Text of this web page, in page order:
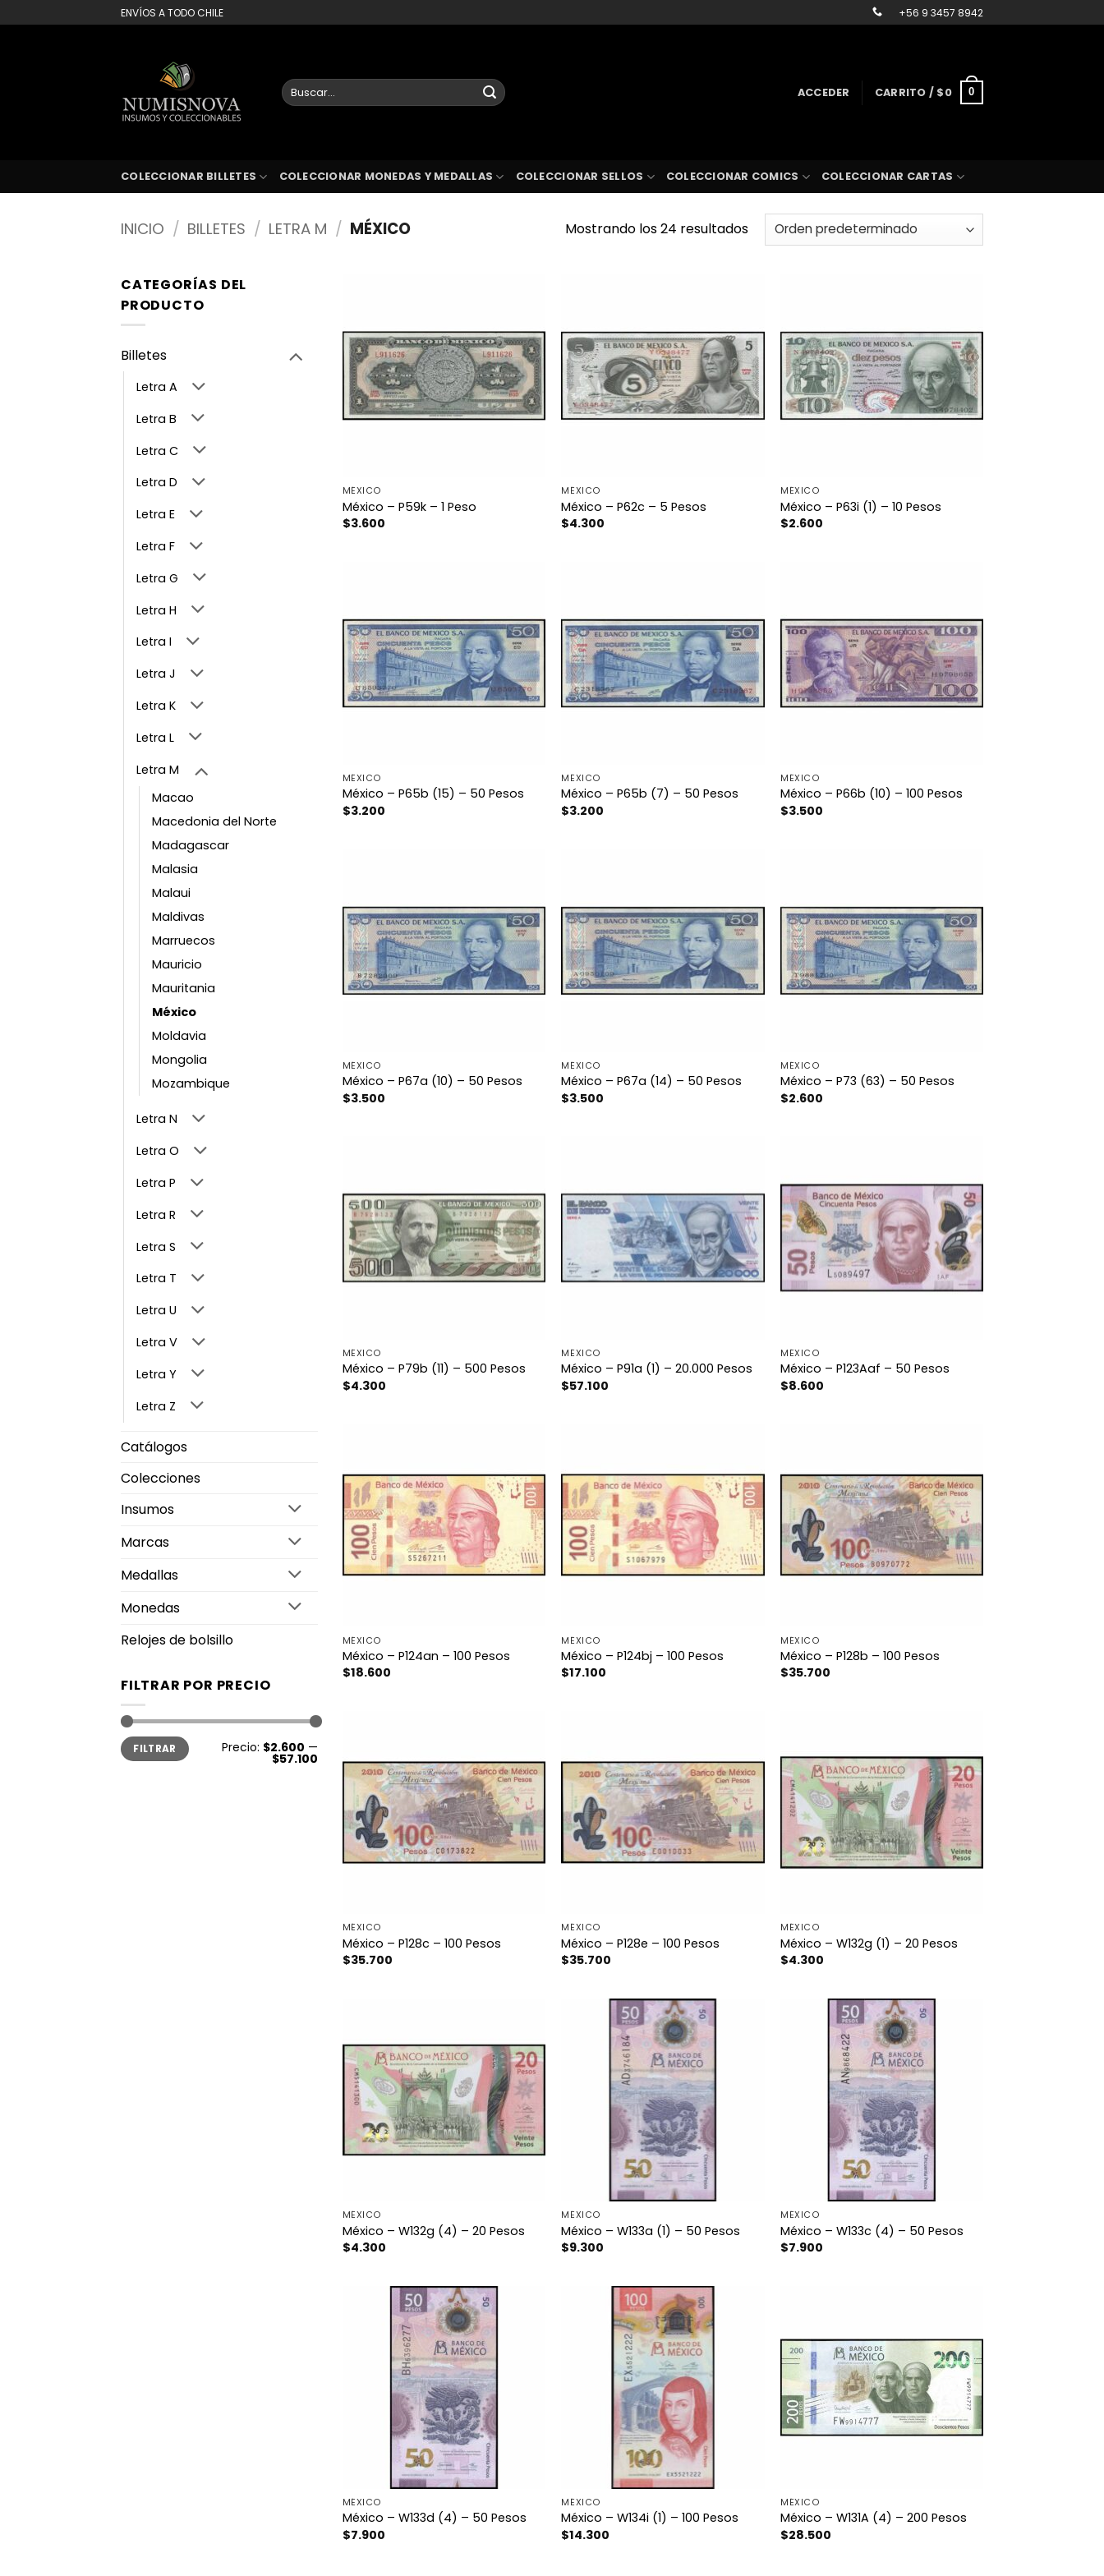
al
ENVÍOS A TODO CHILE +56 9 3457 8942
Buscar
por:
ACCEDER CARRITO / $0 0
COLECCIONAR BILLETES COLECCIONAR MONEDAS Y MEDALLAS COLECCIONAR SELLOS COLECCIONAR COMICS COLECCIONAR CARTAS
INICIO / BILLETES / LETRA M / MÉXICO Mostrando los 24 resultados
CATEGORÍAS DEL
PRODUCTO
Billetes
Letra A
Letra B
Letra C
Letra D
Letra E
Letra F
Letra G
Letra H
Letra I
Letra J
Letra K
Letra L
Letra M
Macao
Macedonia del Norte
Madagascar
Malasia
Malaui
Maldivas
Marruecos
Mauricio
Mauritania
México
Moldavia
Mongolia
Mozambique
Letra N
Letra O
Letra P
Letra R
Letra S
Letra T
Letra U
Letra V
Letra Y
Letra Z
Catálogos
Colecciones
Insumos
Marcas
Medallas
Monedas
Relojes de bolsillo
FILTRAR POR PRECIO
Precio
mínimo
Precio
máximo
FILTRAR Precio: $2.600 —
$57.100
MÉXICO
México – P59k – 1 Peso
$3.600
MÉXICO
México – P62c – 5 Pesos
$4.300
MÉXICO
México – P63i (1) – 10 Pesos
$2.600
MÉXICO
México – P65b (15) – 50 Pesos
$3.200
MÉXICO
México – P65b (7) – 50 Pesos
$3.200
MÉXICO
México – P66b (10) – 100 Pesos
$3.500
MÉXICO
México – P67a (10) – 50 Pesos
$3.500
MÉXICO
México – P67a (14) – 50 Pesos
$3.500
MÉXICO
México – P73 (63) – 50 Pesos
$2.600
MÉXICO
México – P79b (11) – 500 Pesos
$4.300
MÉXICO
México – P91a (1) – 20.000 Pesos
$57.100
MÉXICO
México – P123Aaf – 50 Pesos
$8.600
MÉXICO
México – P124an – 100 Pesos
$18.600
MÉXICO
México – P124bj – 100 Pesos
$17.100
MÉXICO
México – P128b – 100 Pesos
$35.700
MÉXICO
México – P128c – 100 Pesos
$35.700
MÉXICO
México – P128e – 100 Pesos
$35.700
MÉXICO
México – W132g (1) – 20 Pesos
$4.300
MÉXICO
México – W132g (4) – 20 Pesos
$4.300
MÉXICO
México – W133a (1) – 50 Pesos
$9.300
MÉXICO
México – W133c (4) – 50 Pesos
$7.900
MÉXICO
México – W133d (4) – 50 Pesos
$7.900
MÉXICO
México – W134i (1) – 100 Pesos
$14.300
MÉXICO
México – W131A (4) – 200 Pesos
$28.500